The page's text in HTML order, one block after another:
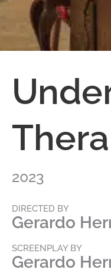
2023
DIRECTED BY
Gerardo
SCREENPLAY BY
Gerardo